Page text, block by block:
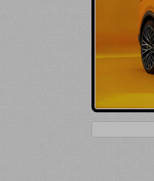
Kun på lokalt lager (
Kun tidligere købt ()